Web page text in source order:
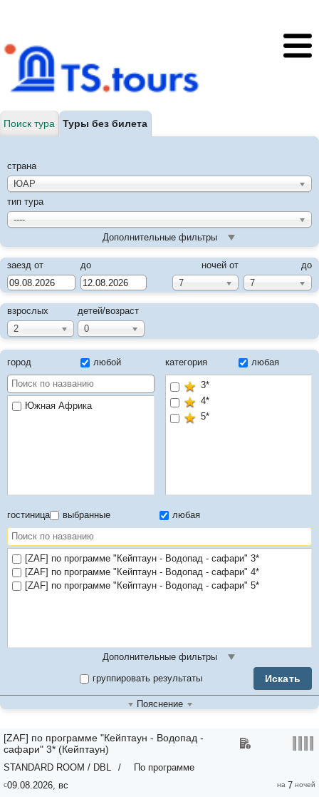
Поиск тура Туры без билета
страна
ЮАР
тип тура
----
Дополнительные фильтры
заезд от
ночей от
7
до
до
7
взрослых
2
детей/возраст
0
город любой
Южная Африка
категория любая
3*
4*
5*
гостиница выбранные любая
[ZAF] по программе "Кейптаун - Водопад - сафари" 3*
[ZAF] по программе "Кейптаун - Водопад - сафари" 4*
[ZAF] по программе "Кейптаун - Водопад - сафари" 5*
Дополнительные фильтры
Искать
группировать результаты
Пояснение
09.08.2026, вс 7
[ZAF] по программе "Кейптаун - Водопад -
сафари" 3* (Кейптаун)
/ По программе
STANDARD ROOM / DBL